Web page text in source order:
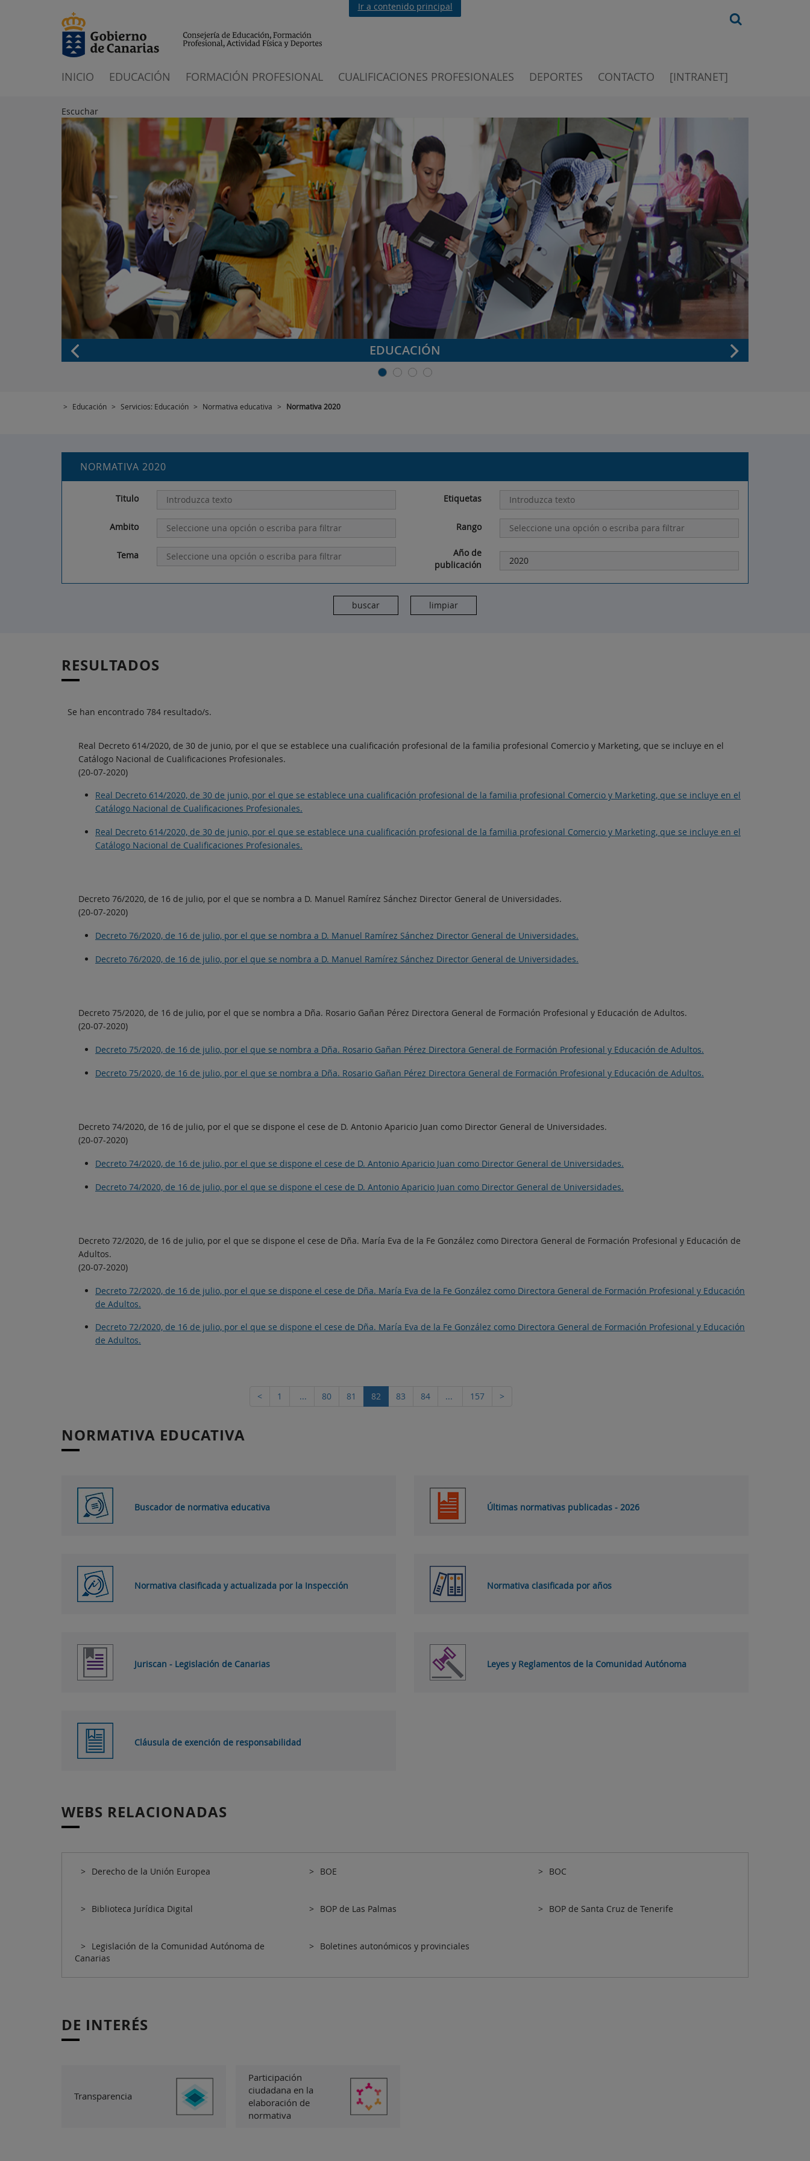
Ir a contenido principal
INICIO EDUCACIÓN FORMACIÓN PROFESIONAL CUALIFICACIONES PROFESIONALES DEPORTES CONTACTO [INTRANET]
Escuchar
EDUCACIÓN
> Educación > Servicios: Educación > Normativa educativa > Normativa 2020
NORMATIVA 2020
Titulo Etiquetas
Ambito Rango
Tema
Año de
publicación
RESULTADOS
Se han encontrado 784 resultado/s.
Real Decreto 614/2020, de 30 de junio, por el que se establece una cualificación profesional de la familia profesional Comercio y Marketing, que se incluye en el
Catálogo Nacional de Cualificaciones Profesionales.
(20-07-2020)
Real Decreto 614/2020, de 30 de junio, por el que se establece una cualificación profesional de la familia profesional Comercio y Marketing, que se incluye en el
Catálogo Nacional de Cualificaciones Profesionales.
Real Decreto 614/2020, de 30 de junio, por el que se establece una cualificación profesional de la familia profesional Comercio y Marketing, que se incluye en el
Catálogo Nacional de Cualificaciones Profesionales.
Decreto 76/2020, de 16 de julio, por el que se nombra a D. Manuel Ramírez Sánchez Director General de Universidades.
(20-07-2020)
Decreto 76/2020, de 16 de julio, por el que se nombra a D. Manuel Ramírez Sánchez Director General de Universidades.
Decreto 76/2020, de 16 de julio, por el que se nombra a D. Manuel Ramírez Sánchez Director General de Universidades.
Decreto 75/2020, de 16 de julio, por el que se nombra a Dña. Rosario Gañan Pérez Directora General de Formación Profesional y Educación de Adultos.
(20-07-2020)
Decreto 75/2020, de 16 de julio, por el que se nombra a Dña. Rosario Gañan Pérez Directora General de Formación Profesional y Educación de Adultos.
Decreto 75/2020, de 16 de julio, por el que se nombra a Dña. Rosario Gañan Pérez Directora General de Formación Profesional y Educación de Adultos.
Decreto 74/2020, de 16 de julio, por el que se dispone el cese de D. Antonio Aparicio Juan como Director General de Universidades.
(20-07-2020)
Decreto 74/2020, de 16 de julio, por el que se dispone el cese de D. Antonio Aparicio Juan como Director General de Universidades.
Decreto 74/2020, de 16 de julio, por el que se dispone el cese de D. Antonio Aparicio Juan como Director General de Universidades.
Decreto 72/2020, de 16 de julio, por el que se dispone el cese de Dña. María Eva de la Fe González como Directora General de Formación Profesional y Educación de
Adultos.
(20-07-2020)
Decreto 72/2020, de 16 de julio, por el que se dispone el cese de Dña. María Eva de la Fe González como Directora General de Formación Profesional y Educación
de Adultos.
Decreto 72/2020, de 16 de julio, por el que se dispone el cese de Dña. María Eva de la Fe González como Directora General de Formación Profesional y Educación
de Adultos.
< 1 ... 80 81 82 83 84 ... 157 >
NORMATIVA EDUCATIVA
Buscador de normativa educativa Últimas normativas publicadas - 2026
Normativa clasificada y actualizada por la Inspección Normativa clasificada por años
Juriscan - Legislación de Canarias Leyes y Reglamentos de la Comunidad Autónoma
Cláusula de exención de responsabilidad
WEBS RELACIONADAS
Derecho de la Unión Europea BOE BOC
Biblioteca Jurídica Digital BOP de Las Palmas BOP de Santa Cruz de Tenerife
Legislación de la Comunidad Autónoma de
Canarias
Boletines autonómicos y provinciales
DE INTERÉS
Transparencia
Participación
ciudadana en la
elaboración de
normativa